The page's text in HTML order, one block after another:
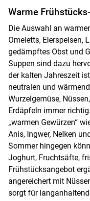
Warme
Die Auswahl an
Omeletts, Eierspeisen,
gedämpftes Obst und
Suppen sind dazu
der kalten Jahreszeit
neutralen und
Wurzelgemüse,
Erdäpfeln immer
„warmen Gewürzen“
Anis, Ingwer, Nelken
Sommer hingegen
Joghurt, Fruchtsäfte,
Frühstücksangebot
angereichert mit
sorgt für